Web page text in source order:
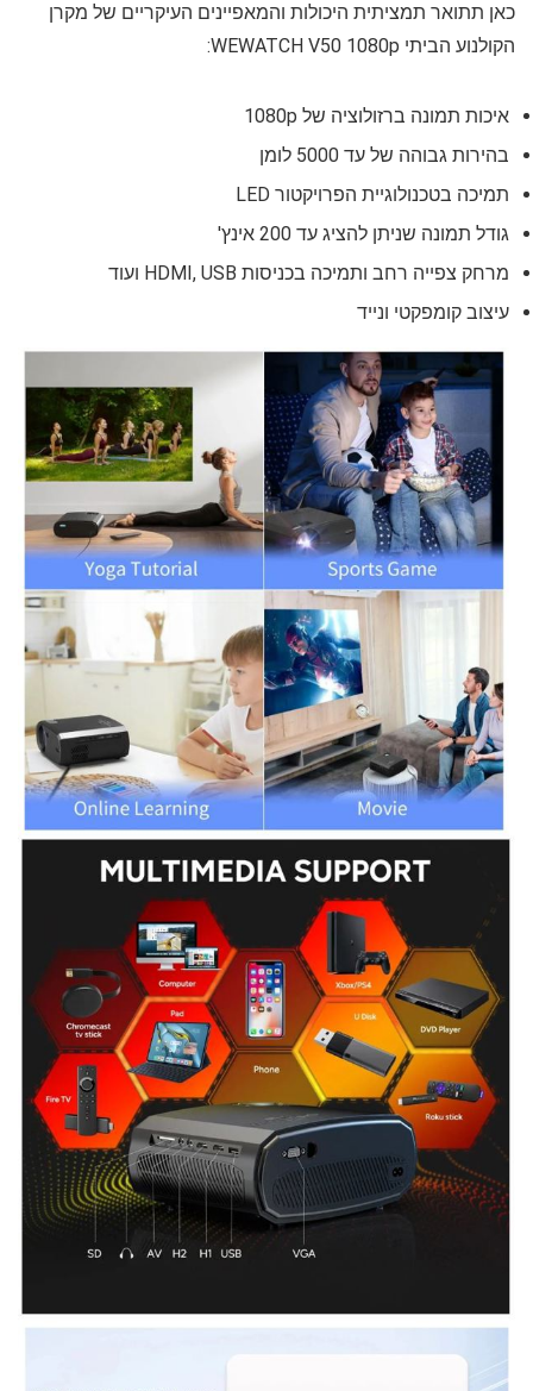
כאן תתואר תמציתית היכולות והמאפיינים העיקריים של מקרן
הקולנוע הביתי WEWATCH V50 1080p:
איכות תמונה ברזולוציה של 1080p
בהירות גבוהה של עד 5000 לומן
תמיכה בטכנולוגיית הפרויקטור LED
גודל תמונה שניתן להציג עד 200 אינץ'
מרחק צפייה רחב ותמיכה בכניסות HDMI, USB ועוד
עיצוב קומפקטי ונייד